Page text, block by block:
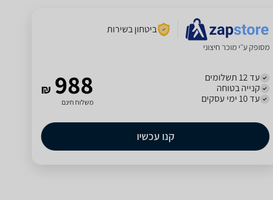
ביטחון בשירות
מסופק ע״י מוכר חיצוני
עד 12 תשלומים
קנייה בטוחה
עד 10 ימי עסקים
₪ 988
משלוח חינם
קנו עכשיו